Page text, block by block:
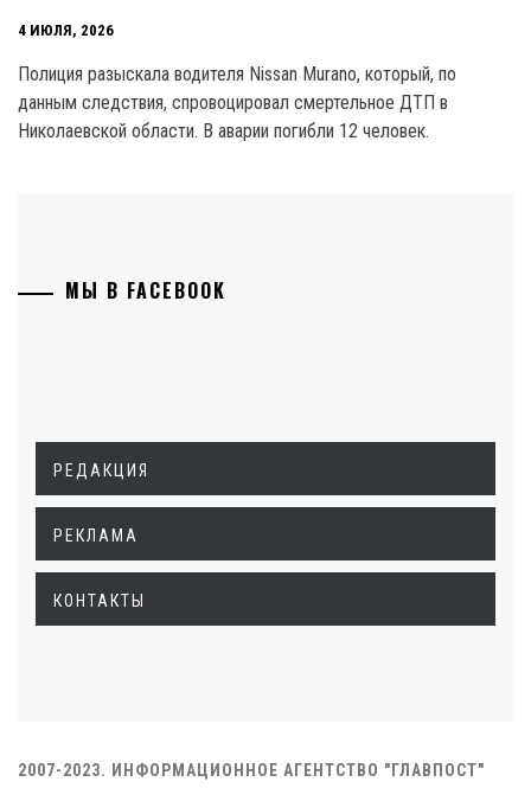
4 ИЮЛЯ, 2026
Полиция разыскала водителя Nissan Murano, который, по
данным следствия, спровоцировал смертельное ДТП в
Николаевской области. В аварии погибли 12 человек.
МЫ В FACEBOOK
РЕДАКЦИЯ
РЕКЛАМА
КОНТАКТЫ
2007-2023. ИНФОРМАЦИОННОЕ АГЕНТСТВО "ГЛАВПОСТ"